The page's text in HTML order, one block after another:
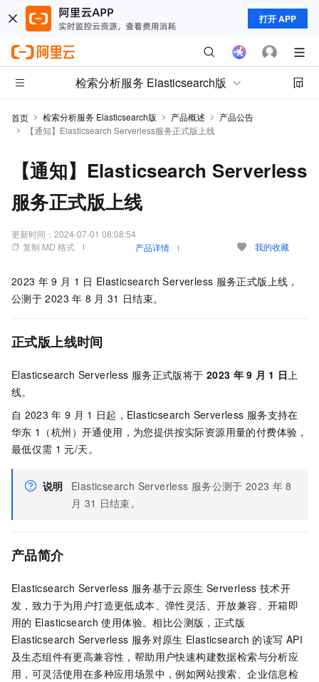
打开 APP
检索分析服务 Elasticsearch版
首页 检索分析服务 Elasticsearch版 产品概述
产品公告
【通知】Elasticsearch Serverless服务正式版上线
【通知】Elasticsearch Serverless
服务正式版上线
更新时间： 2024-07-01 08:08:54
复制 MD 格式
产品详情 我的收藏
2023 年 9 月 1 日 Elasticsearch Serverless 服务正式版上线，
公测于 2023 年 8 月 31 日结束。
正式版上线时间
Elasticsearch Serverless 服务正式版将于 2023 年 9 月 1 日上
线。
自 2023 年 9 月 1 日起，Elasticsearch Serverless 服务支持在
华东 1（杭州）开通使用，为您提供按实际资源用量的付费体验，
最低仅需 1 元/天。
说明 Elasticsearch Serverless 服务公测于 2023 年 8
月 31 日结束。
产品简介
Elasticsearch Serverless 服务基于云原生 Serverless 技术开
发，致力于为用户打造更低成本、弹性灵活、开放兼容、开箱即
用的 Elasticsearch 使用体验。相比公测版，正式版
Elasticsearch Serverless 服务对原生 Elasticsearch 的读写 API
及生态组件有更高兼容性，帮助用户快速构建数据检索与分析应
用，可灵活使用在多种应用场景中，例如网站搜索、企业信息检